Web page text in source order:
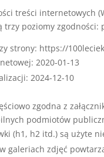
treści internetowych
poziomy zgodności:
strony: https://
2020-01-13
2024-12-10
zgodna z
podmiotów
(h1, h2 itd.) są użyte
galeriach zdjęć